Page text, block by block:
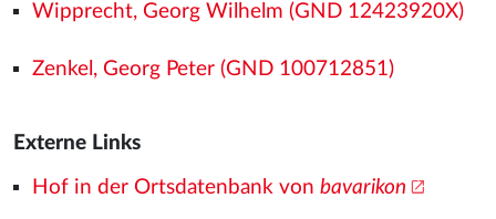
Wipprecht, Georg Wilhelm (GND 12423920X)
Zenkel, Georg Peter (GND 100712851)
Externe Links
Hof in der Ortsdatenbank von bavarikon